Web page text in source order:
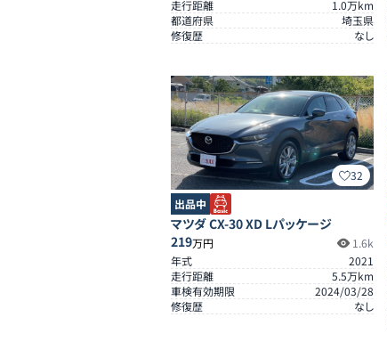
走行距離
1.0万km
都道府県
埼玉県
修復歴
なし
32
出品中
マツダ CX-30 XD Lパッケージ
219万円
1.6k
年式
2021
走行距離
5.5万km
車検有効期限
2024/03/28
修復歴
なし